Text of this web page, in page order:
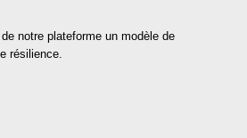
notre plateforme un modèle de
résilience.